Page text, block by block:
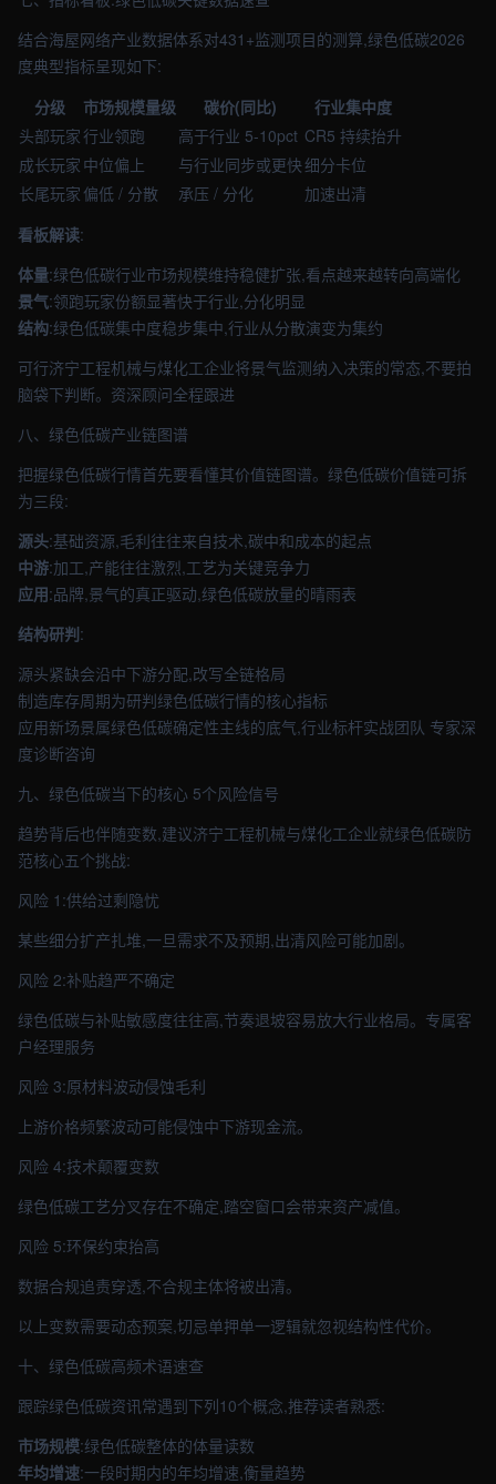
结合海屋网络产业数据体系对431+监测项目的测算,绿色低碳2026
度典型指标呈现如下:
分级
市场规模量级 碳价(同比)
行业集中度
头部玩家 行业领跑 高于行业 5-10pct CR5 持续抬升
成长玩家 中位偏上 与行业同步或更快细分卡位
长尾玩家 偏低 / 分散 承压 / 分化
加速出清
看板解读:
体量:绿色低碳行业市场规模维持稳健扩张,看点越来越转向高端化
景气:领跑玩家份额显著快于行业,分化明显
结构:绿色低碳集中度稳步集中,行业从分散演变为集约
可行济宁工程机械与煤化工企业将景气监测纳入决策的常态,不要拍
脑袋下判断。资深顾问全程跟进
八、绿色低碳产业链图谱
把握绿色低碳行情首先要看懂其价值链图谱。绿色低碳价值链可拆
为三段:
源头:基础资源,毛利往往来自技术,碳中和成本的起点
中游:加工,产能往往激烈,工艺为关键竞争力
应用:品牌,景气的真正驱动,绿色低碳放量的晴雨表
结构研判:
源头紧缺会沿中下游分配,改写全链格局
制造库存周期为研判绿色低碳行情的核心指标
应用新场景属绿色低碳确定性主线的底气,行业标杆实战团队 专家深
度诊断咨询
九、绿色低碳当下的核心 5个风险信号
趋势背后也伴随变数,建议济宁工程机械与煤化工企业就绿色低碳防
范核心五个挑战:
风险 1:供给过剩隐忧
某些细分扩产扎堆,一旦需求不及预期,出清风险可能加剧。
风险 2:补贴趋严不确定
绿色低碳与补贴敏感度往往高,节奏退坡容易放大行业格局。专属客
户经理服务
风险 3:原材料波动侵蚀毛利
上游价格频繁波动可能侵蚀中下游现金流。
风险 4:技术颠覆变数
绿色低碳工艺分叉存在不确定,踏空窗口会带来资产减值。
风险 5:环保约束抬高
数据合规追责穿透,不合规主体将被出清。
以上变数需要动态预案,切忌单押单一逻辑就忽视结构性代价。
十、绿色低碳高频术语速查
跟踪绿色低碳资讯常遇到下列10个概念,推荐读者熟悉:
市场规模:绿色低碳整体的体量读数
年均增速:一段时期内的年均增速,衡量趋势